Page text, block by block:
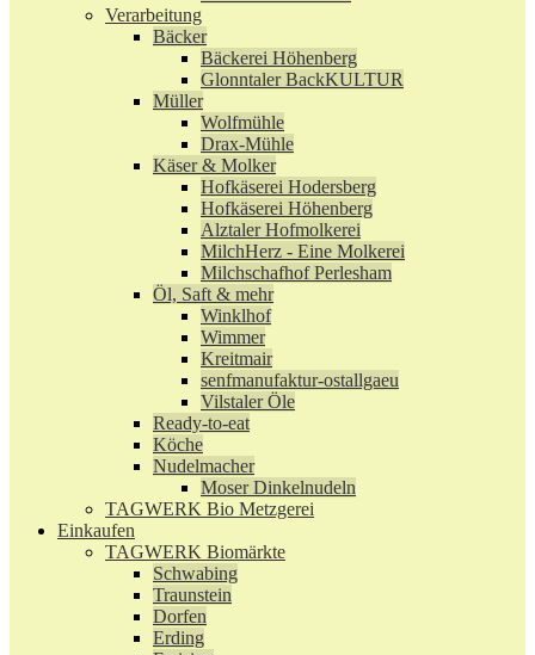
Verarbeitung
Bäcker
Bäckerei Höhenberg
Glonntaler BackKULTUR
Müller
Wolfmühle
Drax-Mühle
Käser & Molker
Hofkäserei Hodersberg
Hofkäserei Höhenberg
Alztaler Hofmolkerei
MilchHerz - Eine Molkerei
Milchschafhof Perlesham
Öl, Saft & mehr
Winklhof
Wimmer
Kreitmair
senfmanufaktur-ostallgaeu
Vilstaler Öle
Ready-to-eat
Köche
Nudelmacher
Moser Dinkelnudeln
TAGWERK Bio Metzgerei
Einkaufen
TAGWERK Biomärkte
Schwabing
Traunstein
Dorfen
Erding